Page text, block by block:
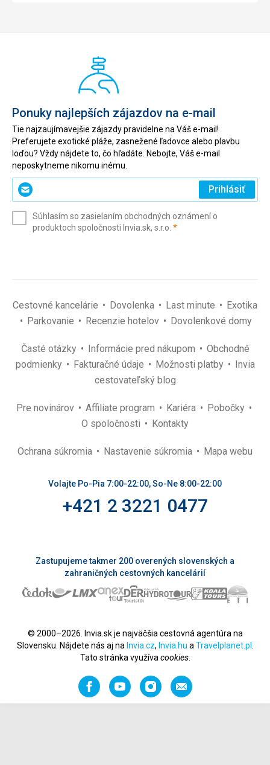
Ponuky najlepších zájazdov na e-mail
Tie najzaujímavejšie zájazdy pravidelne na Váš e-mail!
Preferujete exotické pláže, zasnežené ľadovce alebo plavbu
loďou? Vždy nájdete to, čo hľadáte. Nebojte, Váš e-mail
neposkytneme nikomu inému.
Zadajte
svoj
(povinné)
Prihlásiť
Súhlasím so zasielaním obchodných oznámení o
produktoch spoločnosti Invia.sk, s.r.o. *(povinné)
Cestovné kancelárie Dovolenka Last minute
Exotika
Parkovanie
Recenzie hotelov Dovolenkové domy
Časté otázky Informácie pred nákupom
Obchodné
podmienky
Fakturačné údaje Možnosti platby
Invia
cestovateľský blog
Pre novinárov Affiliate program Kariéra
Pobočky
O spoločnosti
Kontakty
Ochrana súkromia Nastavenie súkromia Mapa webu
Volajte Po-Pia 7:00-22:00, So-Ne 8:00-22:00
+421 2 3221 0477
Zastupujeme takmer 200 overených slovenských a
zahraničných cestovných kancelárií
© 2000–2026. Invia.sk je najväčšia cestovná agentúra na
Slovensku. Nájdete nás aj na Invia.cz, Invia.hu a Travelplanet.pl
Tato stránka využíva cookies.
FacebookYouTubeInstagramOdporučiť